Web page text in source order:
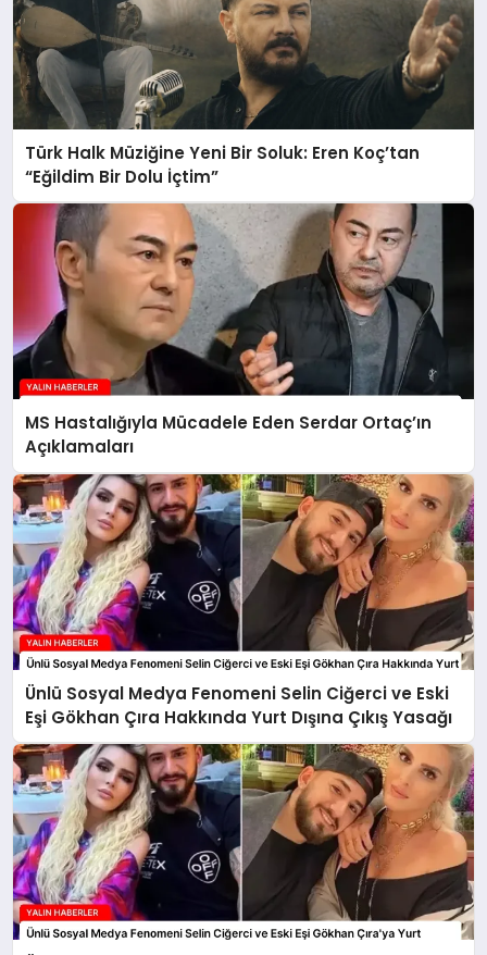
Türk Halk Müziğine Yeni Bir Soluk: Eren Koç’tan
“Eğildim Bir Dolu İçtim”
MS Hastalığıyla Mücadele Eden Serdar Ortaç’ın
Açıklamaları
Ünlü Sosyal Medya Fenomeni Selin Ciğerci ve Eski
Eşi Gökhan Çıra Hakkında Yurt Dışına Çıkış Yasağı